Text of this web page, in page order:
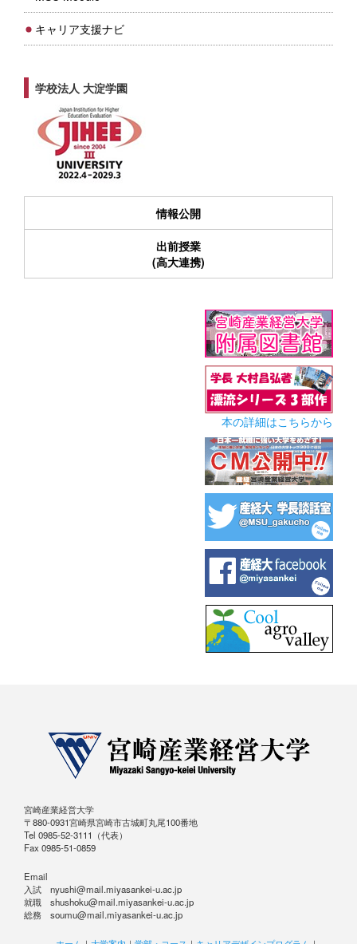
キャリア支援ナビ
学校法人 大淀学園
情報公開
出前授業
(高大連携)
本の詳細はこちらから
宮崎産業経営大学
〒880-0931宮崎県宮崎市古城町丸尾100番地
Tel 0985-52-3111（代表）
Fax 0985-51-0859
Email
入試 nyushi@mail.miyasankei-u.ac.jp
就職 shushoku@mail.miyasankei-u.ac.jp
総務 soumu@mail.miyasankei-u.ac.jp